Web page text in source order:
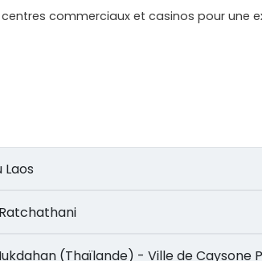
commerciaux et casinos pour une
Sud du Laos
Ratchathani
- Mukdahan (Thaïlande) - Ville de